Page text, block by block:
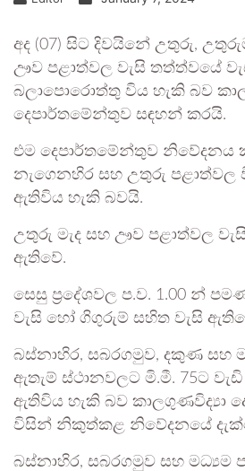
අද (07) සිට දිවයිනේ උතුරු,
ඌව පළාත්වල වැසි තත්ත්වයේ
බලාපොරොත්තු විය හැකි බව
දෙපාර්තමේන්තුව සඳහන් කරයි.
එම දෙපාර්තමේන්තුව නිවේදනය
නැගෙනහිර සහ උතුරු පළාත්වල
ඇතිවිය හැකි බවයි.
උතුරු මැද සහ ඌව පළාත්වල
ඇතිවේ.
සෙසු ප්‍රදේශවල ප.ව. 1.00 න්
වැසි හෝ ගිගුරුම් සහිත වැසි
බස්නාහිර, සබරගමුව, දකුණ සහ
ඇතැම් ස්ථානවලට මි.මී. 75ට
ඇතිවිය හැකි බව කාලගුණවිද්‍යා
විසින් නිකුත්කළ නිවේදනයේ
බස්නාහිර, සබරගමුව සහ මධ්‍යම